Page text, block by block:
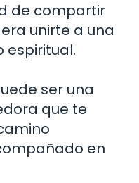
de compartir
unirte a una
espiritual.
ser una
que te
en